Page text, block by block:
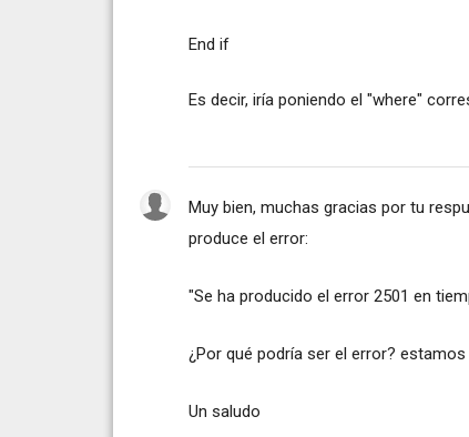
End if
Es decir, iría poniendo el "where"
Muy bien, muchas gracias por tu
produce el error:
"Se ha producido el error 2501 en
¿Por qué podría ser el error? estamos
Un saludo